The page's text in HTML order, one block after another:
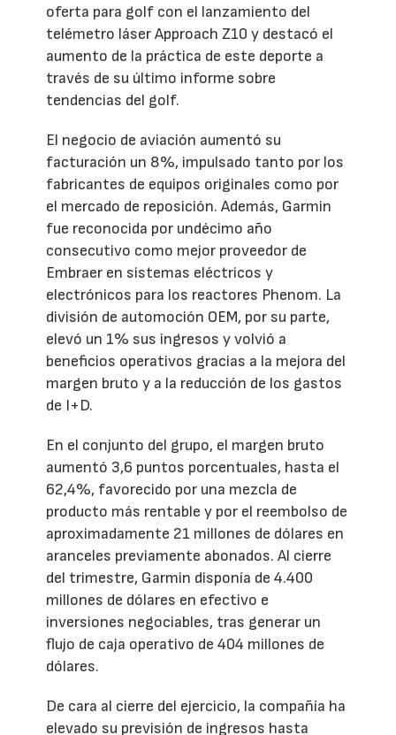
oferta para golf con el lanzamiento del
telémetro láser Approach Z10 y destacó el
aumento de la práctica de este deporte a
través de su último informe sobre
tendencias del golf.
El negocio de aviación aumentó su
facturación un 8%, impulsado tanto por los
fabricantes de equipos originales como por
el mercado de reposición. Además, Garmin
fue reconocida por undécimo año
consecutivo como mejor proveedor de
Embraer en sistemas eléctricos y
electrónicos para los reactores Phenom. La
división de automoción OEM, por su parte,
elevó un 1% sus ingresos y volvió a
beneficios operativos gracias a la mejora del
margen bruto y a la reducción de los gastos
de I+D.
En el conjunto del grupo, el margen bruto
aumentó 3,6 puntos porcentuales, hasta el
62,4%, favorecido por una mezcla de
producto más rentable y por el reembolso de
aproximadamente 21 millones de dólares en
aranceles previamente abonados. Al cierre
del trimestre, Garmin disponía de 4.400
millones de dólares en efectivo e
inversiones negociables, tras generar un
flujo de caja operativo de 404 millones de
dólares.
De cara al cierre del ejercicio, la compañía ha
elevado su previsión de ingresos hasta